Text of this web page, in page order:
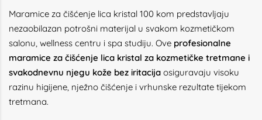
Maramice za čišćenje lica kristal 100 kom predstavljaju
nezaobilazan potrošni materijal u svakom kozmetičkom
salonu, wellness centru i spa studiju. Ove profesionalne
maramice za čišćenje lica kristal za kozmetičke tretmane i
svakodnevnu njegu kože bez iritacija osiguravaju visoku
razinu higijene, nježno čišćenje i vrhunske rezultate tijekom
tretmana.